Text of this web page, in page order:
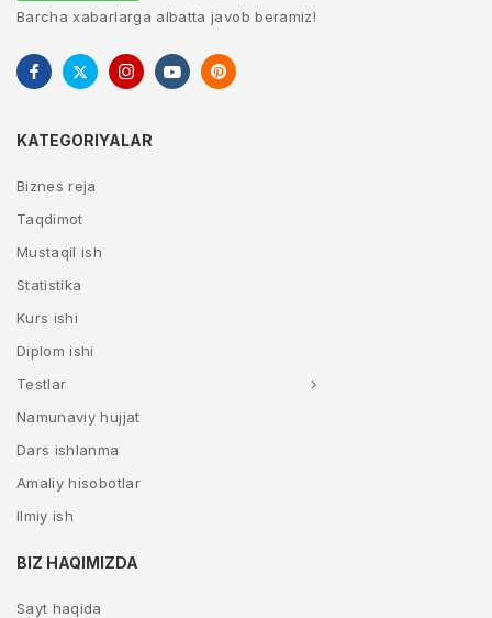
Barcha xabarlarga albatta javob beramiz!
KATEGORIYALAR
Biznes reja
Taqdimot
Mustaqil ish
Statistika
Kurs ishi
Diplom ishi
Testlar
Namunaviy hujjat
Dars ishlanma
Amaliy hisobotlar
Ilmiy ish
BIZ HAQIMIZDA
Sayt haqida